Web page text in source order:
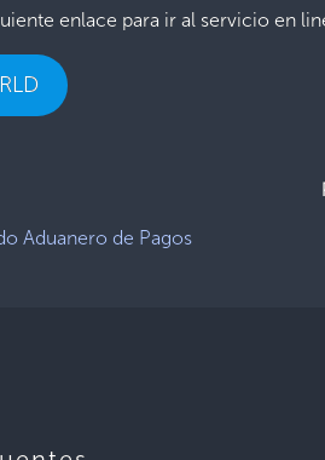
enlace para ir al servicio en
Aduanero de Pagos